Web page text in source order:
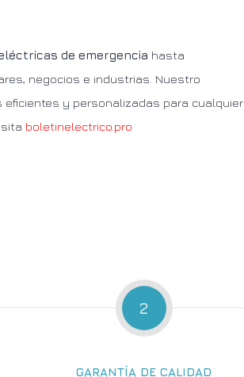
de emergencia hasta
negocios e industrias. Nuestro
y personalizadas para cualquier
boletinelectrico.pro
2
GARANTÍA DE CALIDAD